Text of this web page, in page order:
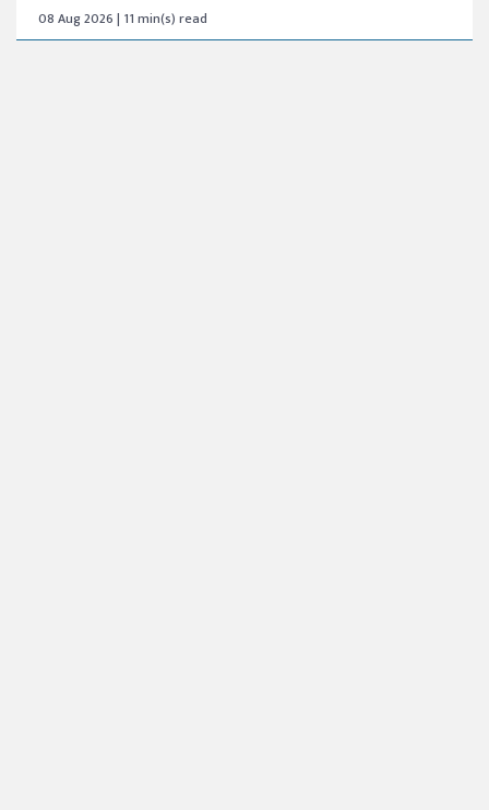
08 Aug 2026 | 11 min(s) read